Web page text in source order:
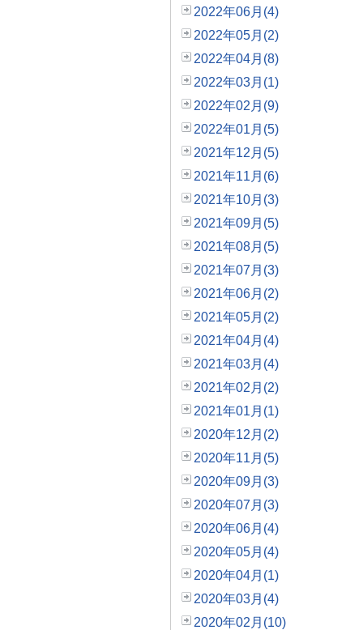
2022年06月(4)
2022年05月(2)
2022年04月(8)
2022年03月(1)
2022年02月(9)
2022年01月(5)
2021年12月(5)
2021年11月(6)
2021年10月(3)
2021年09月(5)
2021年08月(5)
2021年07月(3)
2021年06月(2)
2021年05月(2)
2021年04月(4)
2021年03月(4)
2021年02月(2)
2021年01月(1)
2020年12月(2)
2020年11月(5)
2020年09月(3)
2020年07月(3)
2020年06月(4)
2020年05月(4)
2020年04月(1)
2020年03月(4)
2020年02月(10)